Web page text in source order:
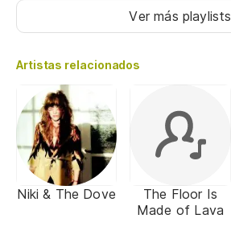
Ver más playlists
Artistas relacionados
Niki & The Dove
The Floor Is
Made of Lava